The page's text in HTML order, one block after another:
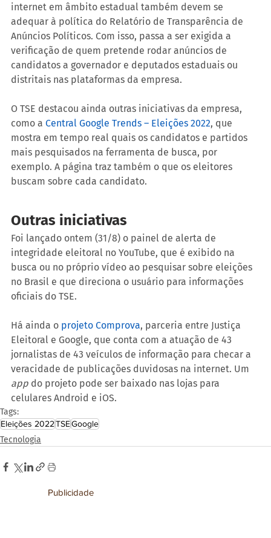
internet em âmbito estadual também devem se
adequar à política do Relatório de Transparência de
Anúncios Políticos. Com isso, passa a ser exigida a
verificação de quem pretende rodar anúncios de
candidatos a governador e deputados estaduais ou
distritais nas plataformas da empresa.
O TSE destacou ainda outras iniciativas da empresa,
como a Central Google Trends – Eleições 2022, que
mostra em tempo real quais os candidatos e partidos
mais pesquisados na ferramenta de busca, por
exemplo. A página traz também o que os eleitores
buscam sobre cada candidato.
Outras iniciativas
Foi lançado ontem (31/8) o painel de alerta de
integridade eleitoral no YouTube, que é exibido na
busca ou no próprio vídeo ao pesquisar sobre eleições
no Brasil e que direciona o usuário para informações
oficiais do TSE.
Há ainda o projeto Comprova, parceria entre Justiça
Eleitoral e Google, que conta com a atuação de 43
jornalistas de 43 veículos de informação para checar a
veracidade de publicações duvidosas na internet. Um
app do projeto pode ser baixado nas lojas para
celulares Android e iOS.
Tags:
Eleições 2022TSEGoogle
Tecnologia
Publicidade